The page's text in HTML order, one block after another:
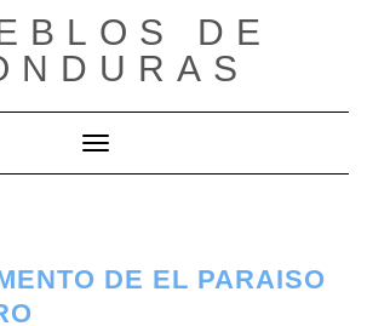
DE
Cambiar modo de navegación
DE EL PARAISO